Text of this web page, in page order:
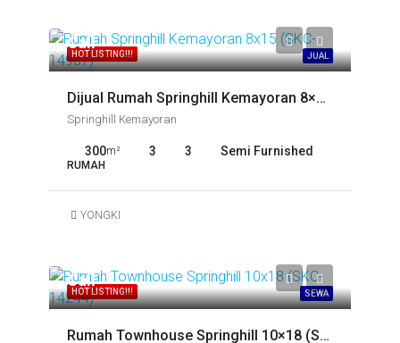
HOT LISTING!!! JUAL
Call
Dijual Rumah Springhill Kemayoran 8×15 (SKC-14957)
Springhill Kemayoran
300m² 3 3 Semi Furnished
RUMAH
YONGKI
HOT LISTING!!! SEWA
Call
Rumah Townhouse Springhill 10×18 (SKC-14244)